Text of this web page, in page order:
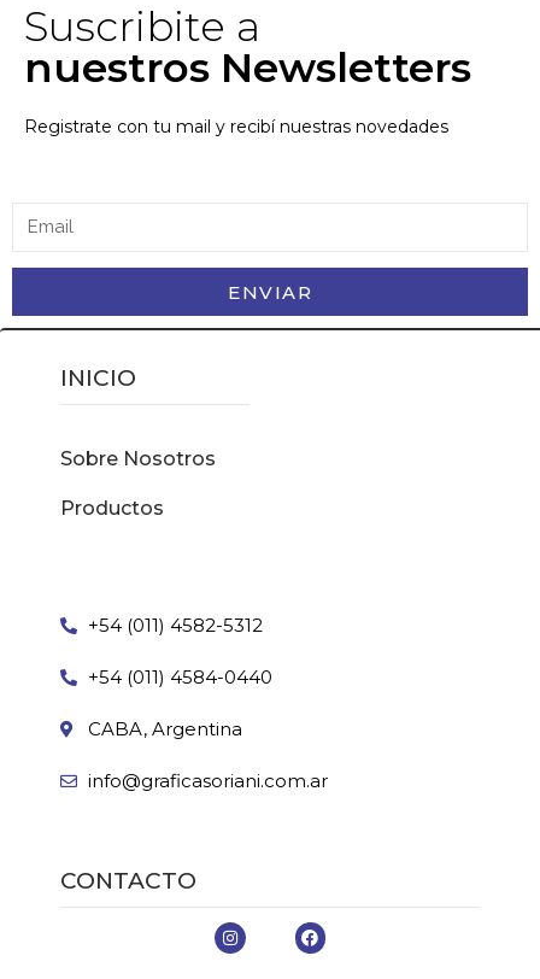
Suscribite a
nuestros Newsletters
Registrate con tu mail y recibí nuestras novedades
ENVIAR
INICIO
Sobre Nosotros
Productos
+54 (011) 4582-5312
+54 (011) 4584-0440
CABA, Argentina
info@graficasoriani.com.ar
CONTACTO